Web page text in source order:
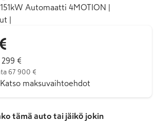
Automaatti 4MOTION |
|
€
67 900 €
Katso maksuvaihtoehdot
tämä auto tai jäikö jokin